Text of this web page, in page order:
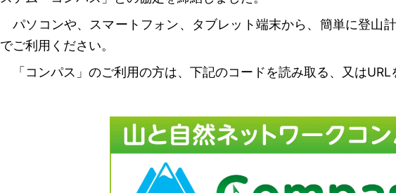
パソコンや、スマートフォン、タブレット端末から、簡単に登山
でご利用ください。
「コンパス」のご利用の方は、下記のコードを読み取る、又はURL